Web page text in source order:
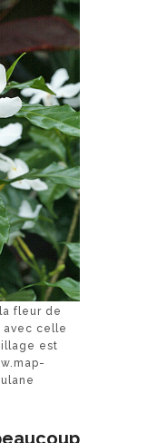
fleur de
avec celle
est